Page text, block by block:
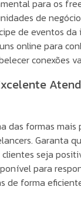
para os
de
de eventos da
online para
conexões
das formas mais
Garanta
seja
para
de forma